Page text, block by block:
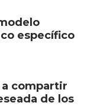
específico
a compartir
de los